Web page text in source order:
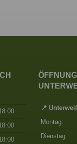
📍
Montag:
Dienstag: